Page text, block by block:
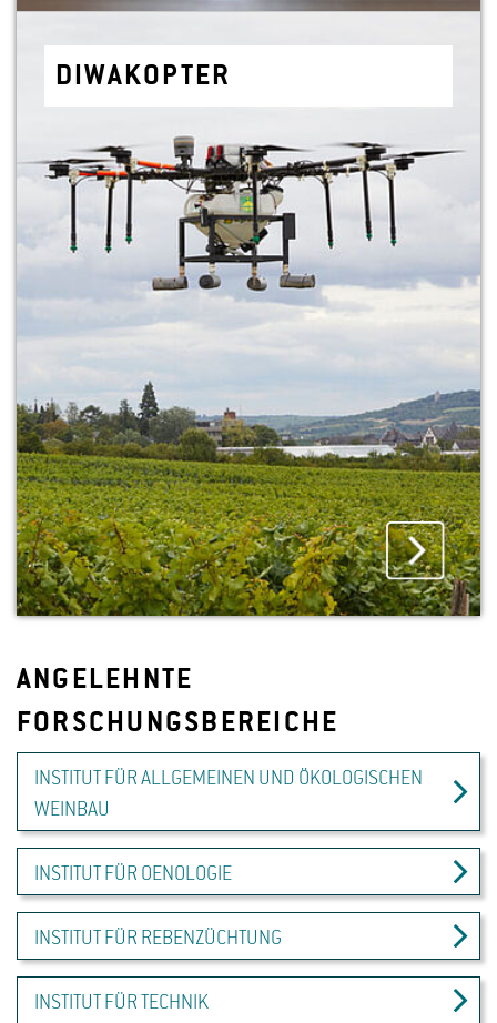
DI­WA­K­OP­TER
ANGELEHNTE
FORSCHUNGSBEREICHE
INSTITUT FÜR ALLGEMEINEN UND ÖKOLOGISCHEN
WEINBAU
INSTITUT FÜR OENOLOGIE
INSTITUT FÜR REBENZÜCHTUNG
INSTITUT FÜR TECHNIK